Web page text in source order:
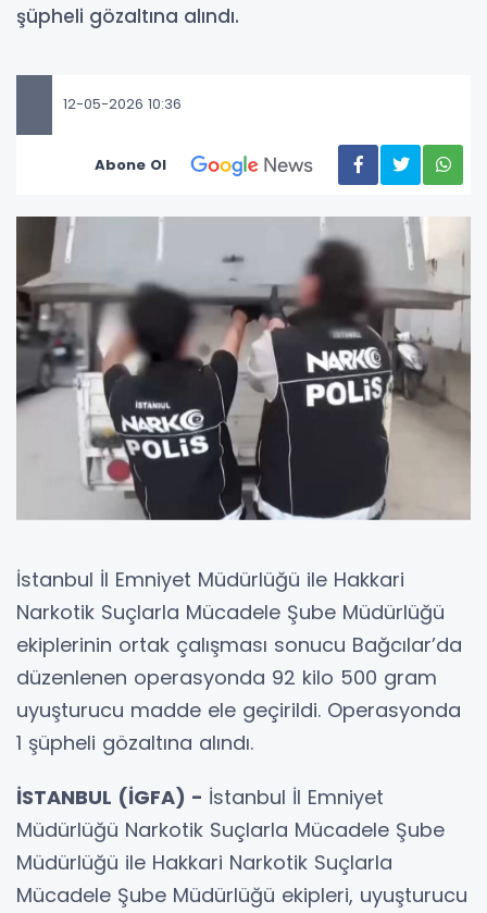
şüpheli gözaltına alındı.
12-05-2026 10:36
Abone Ol
İstanbul İl Emniyet Müdürlüğü ile Hakkari
Narkotik Suçlarla Mücadele Şube Müdürlüğü
ekiplerinin ortak çalışması sonucu Bağcılar’da
düzenlenen operasyonda 92 kilo 500 gram
uyuşturucu madde ele geçirildi. Operasyonda
1 şüpheli gözaltına alındı.
İSTANBUL (İGFA) - İstanbul İl Emniyet
Müdürlüğü Narkotik Suçlarla Mücadele Şube
Müdürlüğü ile Hakkari Narkotik Suçlarla
Mücadele Şube Müdürlüğü ekipleri, uyuşturucu